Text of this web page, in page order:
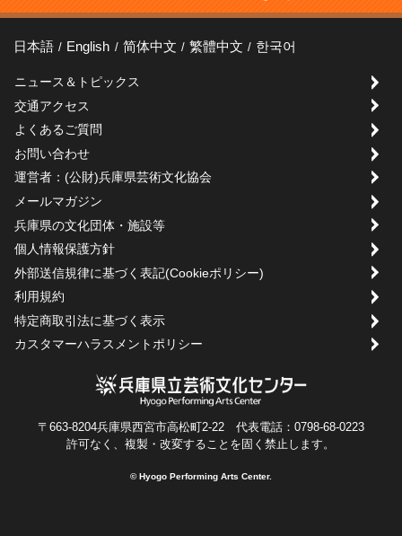
日本語 English 简体中文 繁體中文 한국어
ニュース＆トピックス
交通アクセス
よくあるご質問
お問い合わせ
運営者：(公財)兵庫県芸術文化協会
メールマガジン
兵庫県の文化団体・施設等
個人情報保護方針
外部送信規律に基づく表記(Cookieポリシー)
利用規約
特定商取引法に基づく表示
カスタマーハラスメントポリシー
〒663-8204兵庫県西宮市高松町2-22 代表電話：0798-68-0223
許可なく、複製・改変することを固く禁止します。
© Hyogo Performing Arts Center.